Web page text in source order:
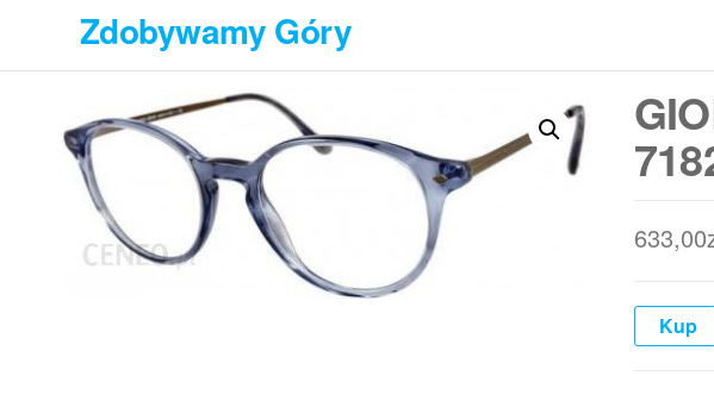
treści
Zdobywamy Góry
633,00
Kup